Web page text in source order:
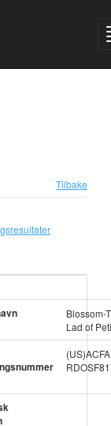
Tilbake
Blossom-
Lad of
(US)ACFA